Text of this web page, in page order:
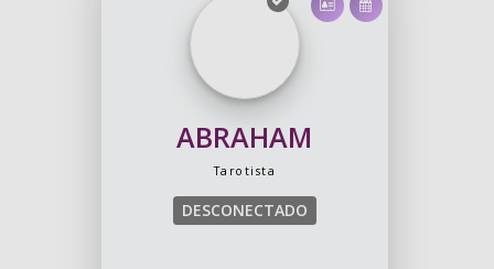
ABRAHAM
Tarotista
DESCONECTADO